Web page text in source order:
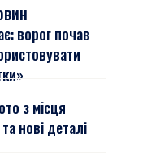
ворог почав
з місця
нові деталі